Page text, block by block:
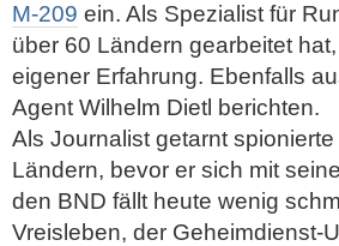
M-209 ein. Als Spezialist für
über 60 Ländern gearbeitet
eigener Erfahrung. Ebenfalls
Agent Wilhelm Dietl berichten.
Als Journalist getarnt
Ländern, bevor er sich mit
den BND fällt heute wenig
Vreisleben, der Geheimdienst-